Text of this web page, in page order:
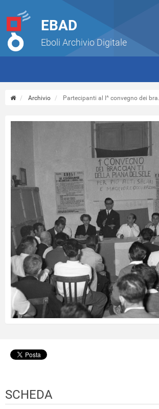
EBAD
Eboli Archivio Digitale
Archivio Partecipanti al I^ convegno dei
SCHEDA